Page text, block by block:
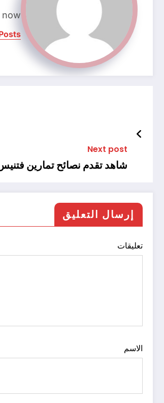
now.
Next post
شاهد تقدم نصائح تمارين فتنيس مع د شيماء رضا عبر تواصل اجتماعي
إرسال التعليق
تعليقات
الاسم